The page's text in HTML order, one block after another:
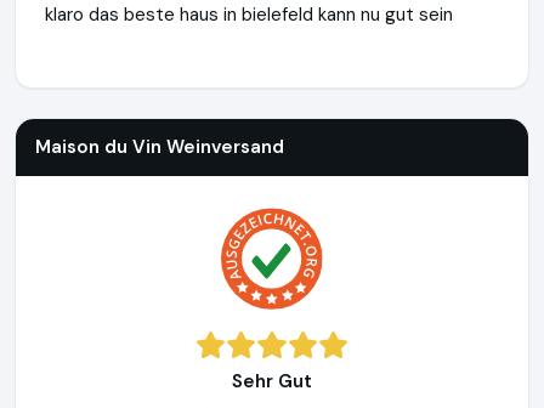
klaro das beste haus in bielefeld kann nu gut sein
Maison du Vin Weinversand
Sehr Gut